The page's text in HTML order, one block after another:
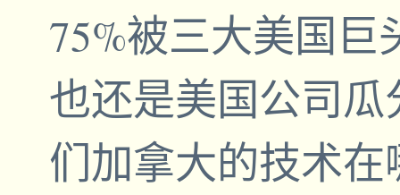
75%被三大美国巨
也还是美国公司
们加拿大的技术